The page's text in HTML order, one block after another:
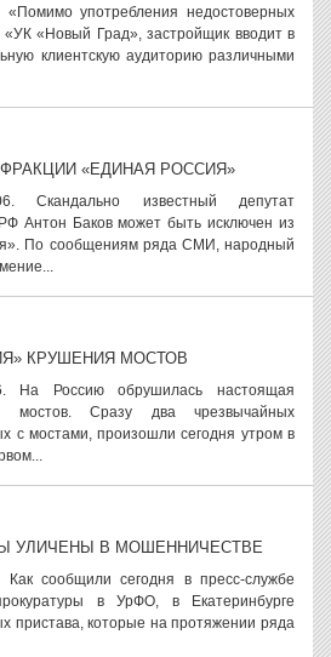
«Помимо употребления недостоверных
«Новый Град», застройщик вводит в
клиентскую аудиторию различными
«ЕДИНАЯ РОССИЯ»
Скандально известный депутат
Антон Баков может быть исключен из
По сообщениям ряда СМИ, народный
КРУШЕНИЯ МОСТОВ
На Россию обрушилась настоящая
мостов. Сразу два чрезвычайных
с мостами, произошли сегодня утром в
УЛИЧЕНЫ В МОШЕННИЧЕСТВЕ
Как сообщили сегодня в пресс-службе
в УрФО, в Екатеринбурге
пристава, которые на протяжении ряда